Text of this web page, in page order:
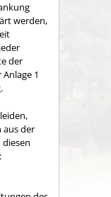
werden,
der
1
aus der
diesen